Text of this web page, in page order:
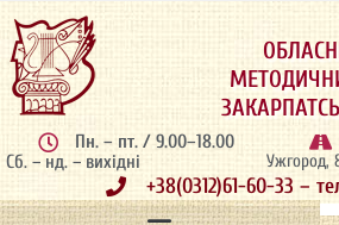
Пн. – пт. / 9.00–18.00
Сб. – нд. – вихідні
Ужгород,
+38(0312)61-60-33 –